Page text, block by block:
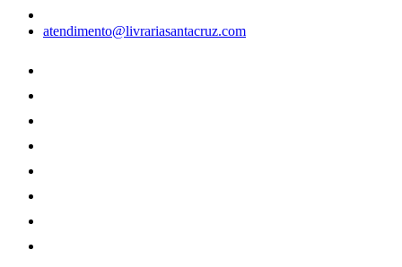
atendimento@livrariasantacruz.com